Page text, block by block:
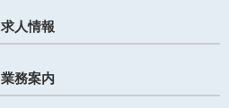
求人情報
業務案内